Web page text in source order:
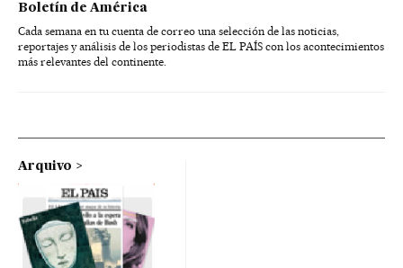
Boletín de América
Cada semana en tu cuenta de correo una selección de las noticias,
reportajes y análisis de los periodistas de EL PAÍS con los acontecimientos
más relevantes del continente.
Arquivo